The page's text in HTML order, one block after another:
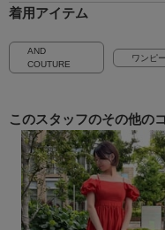
着用アイテム
AND
COUTURE
ワンピ
このスタッフのその他の